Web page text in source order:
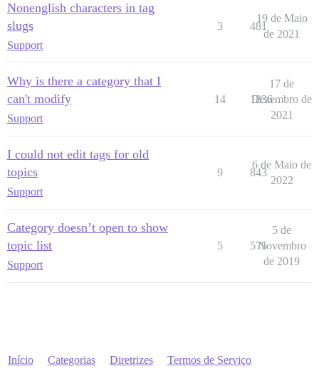
Nonenglish characters in tag
slugs
Support
3 481
19 de Maio
de 2021
Why is there a category that I
can't modify
Support
14 1836
17 de
Dezembro de
2021
I could not edit tags for old
topics
Support
9 843
6 de Maio de
2022
Category doesn’t open to show
topic list
Support
5 575
5 de
Novembro
de 2019
Início Categorias Diretrizes Termos de Serviço